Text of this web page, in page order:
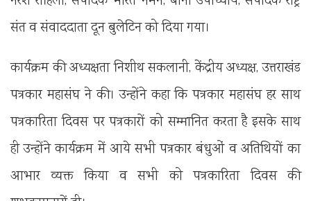
संत व संवाददाता दून बुलेटिन को दिया गया।
कार्यक्रम की अध्यक्षता निशीथ सकलानी, केंद्रीय अध्यक्ष, उत्तराखंड
पत्रकार महासंघ ने की। उन्होंने कहा कि पत्रकार महासंघ हर साथ
पत्रकारिता दिवस पर पत्रकारों को सम्मानित करता है इसके साथ
ही उन्होंने कार्यक्रम में आये सभी पत्रकार बंधुओं व अतिथियों का
आभार व्यक्त किया व सभी को पत्रकारिता दिवस की